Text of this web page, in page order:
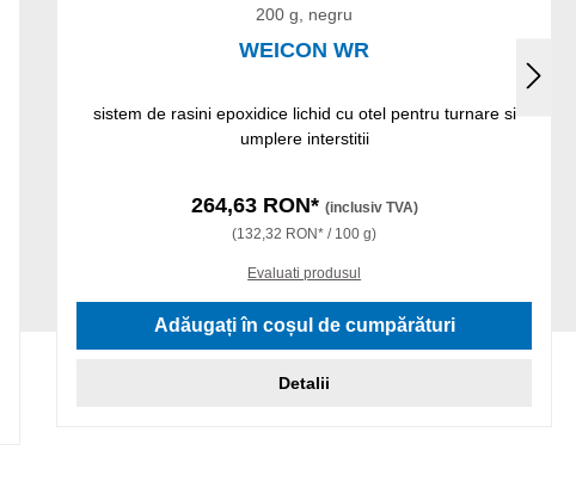
200 g, negru
WEICON WR
sistem de rasini epoxidice lichid cu otel pentru turnare si
umplere interstitii
264,63 RON* (inclusiv TVA)
(132,32 RON* / 100 g)
Evaluati produsul
Adăugați în coșul de cumpărături
Detalii